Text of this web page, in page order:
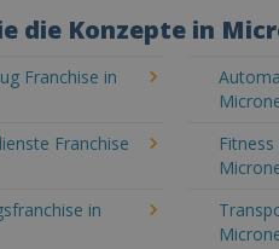
die Konzepte in
Franchise in
Franchise
in